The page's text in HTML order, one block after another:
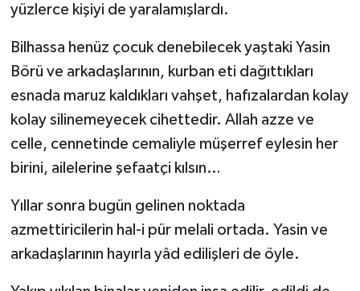
yüzlerce kişiyi de yaralamışlardı.
Bilhassa henüz çocuk denebilecek yaştaki Yasin
Börü ve arkadaşlarının, kurban eti dağıttıkları
esnada maruz kaldıkları vahşet, hafızalardan kolay
kolay silinemeyecek cihettedir. Allah azze ve
celle, cennetinde cemaliyle müşerref eylesin her
birini, ailelerine şefaatçi kılsın…
Yıllar sonra bugün gelinen noktada
azmettiricilerin hal-i pür melali ortada. Yasin ve
arkadaşlarının hayırla yâd edilişleri de öyle.